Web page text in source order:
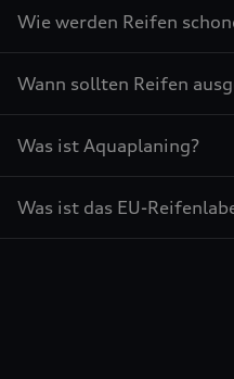
Wie werden Reifen
Wann sollten Reifen
Was ist Aquaplaning?
Was ist das EU-